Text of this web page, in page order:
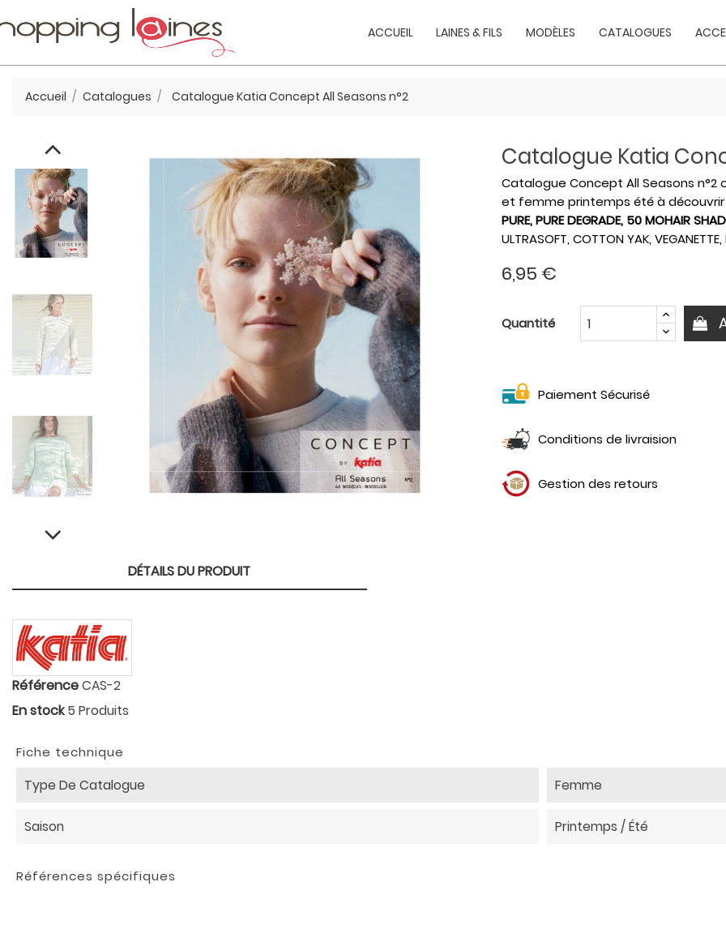
ACCUEIL LAINES & FILS MODÈLES CATALOGUES
Accueil Catalogues Catalogue Katia Concept All Seasons n°2
Catalogue Katia
Catalogue Concept All Seasons
et femme printemps été à
PURE, PURE DEGRADE, 50 MOHAIR
ULTRASOFT, COTTON YAK,
6,95 €
Quantité
Paiement Sécurisé
Conditions de livraision
Gestion des retours
DÉTAILS DU PRODUIT
RéférenceCAS-2
En stock 5 Produits
Fiche technique
Type De Catalogue
Femme
Saison Printemps / Été
Références spécifiques